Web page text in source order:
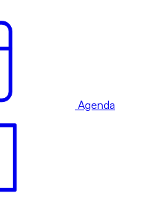
Agenda